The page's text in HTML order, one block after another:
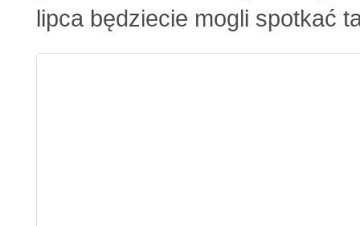
lipca będziecie mogli spotkać